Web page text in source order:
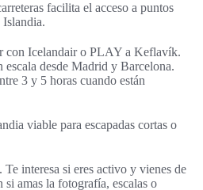
facilita el acceso a puntos
con Icelandair o PLAY a Keflavík.
desde Madrid y Barcelona.
3 y 5 horas cuando están
viable para escapadas cortas o
interesa si eres activo y vienes de
amas la fotografía, escalas o